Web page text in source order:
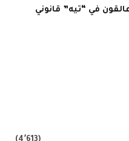
في “تيه” قانوني